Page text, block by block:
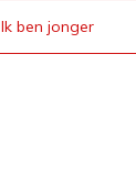
Ik ben jonger